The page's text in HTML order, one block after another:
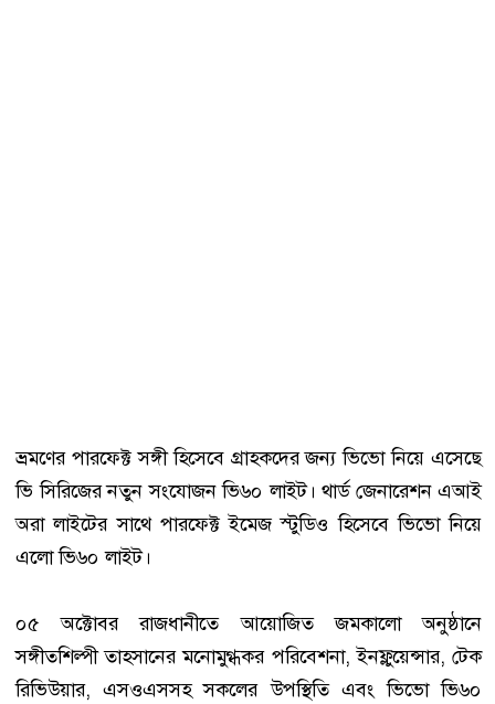
ভ্রমণের পারফেক্ট সঙ্গী হিসেবে গ্রাহকদের জন্য ভিভো নিয়ে এসেছে
ভি সিরিজের নতুন সংযোজন ভি৬০ লাইট। থার্ড জেনারেশন এআই
অরা লাইটের সাথে পারফেক্ট ইমেজ স্টুডিও হিসেবে ভিভো নিয়ে
এলো ভি৬০ লাইট।
০৫ অক্টোবর রাজধানীতে আয়োজিত জমকালো অনুষ্ঠানে
সঙ্গীতশিল্পী তাহসানের মনোমুগ্ধকর পরিবেশনা, ইনফ্লুয়েন্সার, টেক
রিভিউয়ার, এসওএসসহ সকলের উপস্থিতি এবং ভিভো ভি৬০